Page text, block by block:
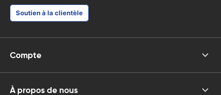
Soutien à la clientèle
Compte
À propos de nous